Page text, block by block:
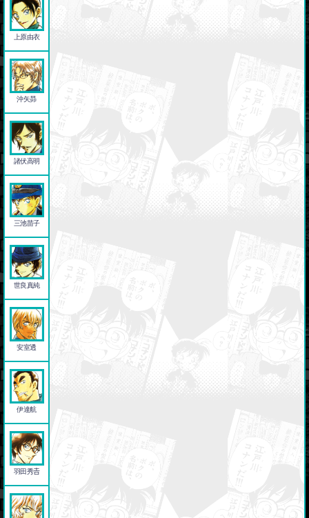
上原由衣
沖矢昴
諸伏高明
三池苗子
世良真純
安室透
伊達航
羽田秀𠮷